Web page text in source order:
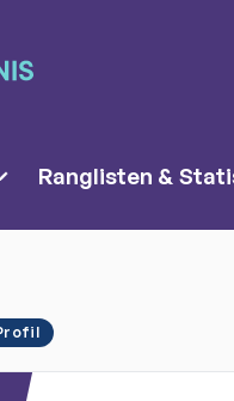
Ranglisten &